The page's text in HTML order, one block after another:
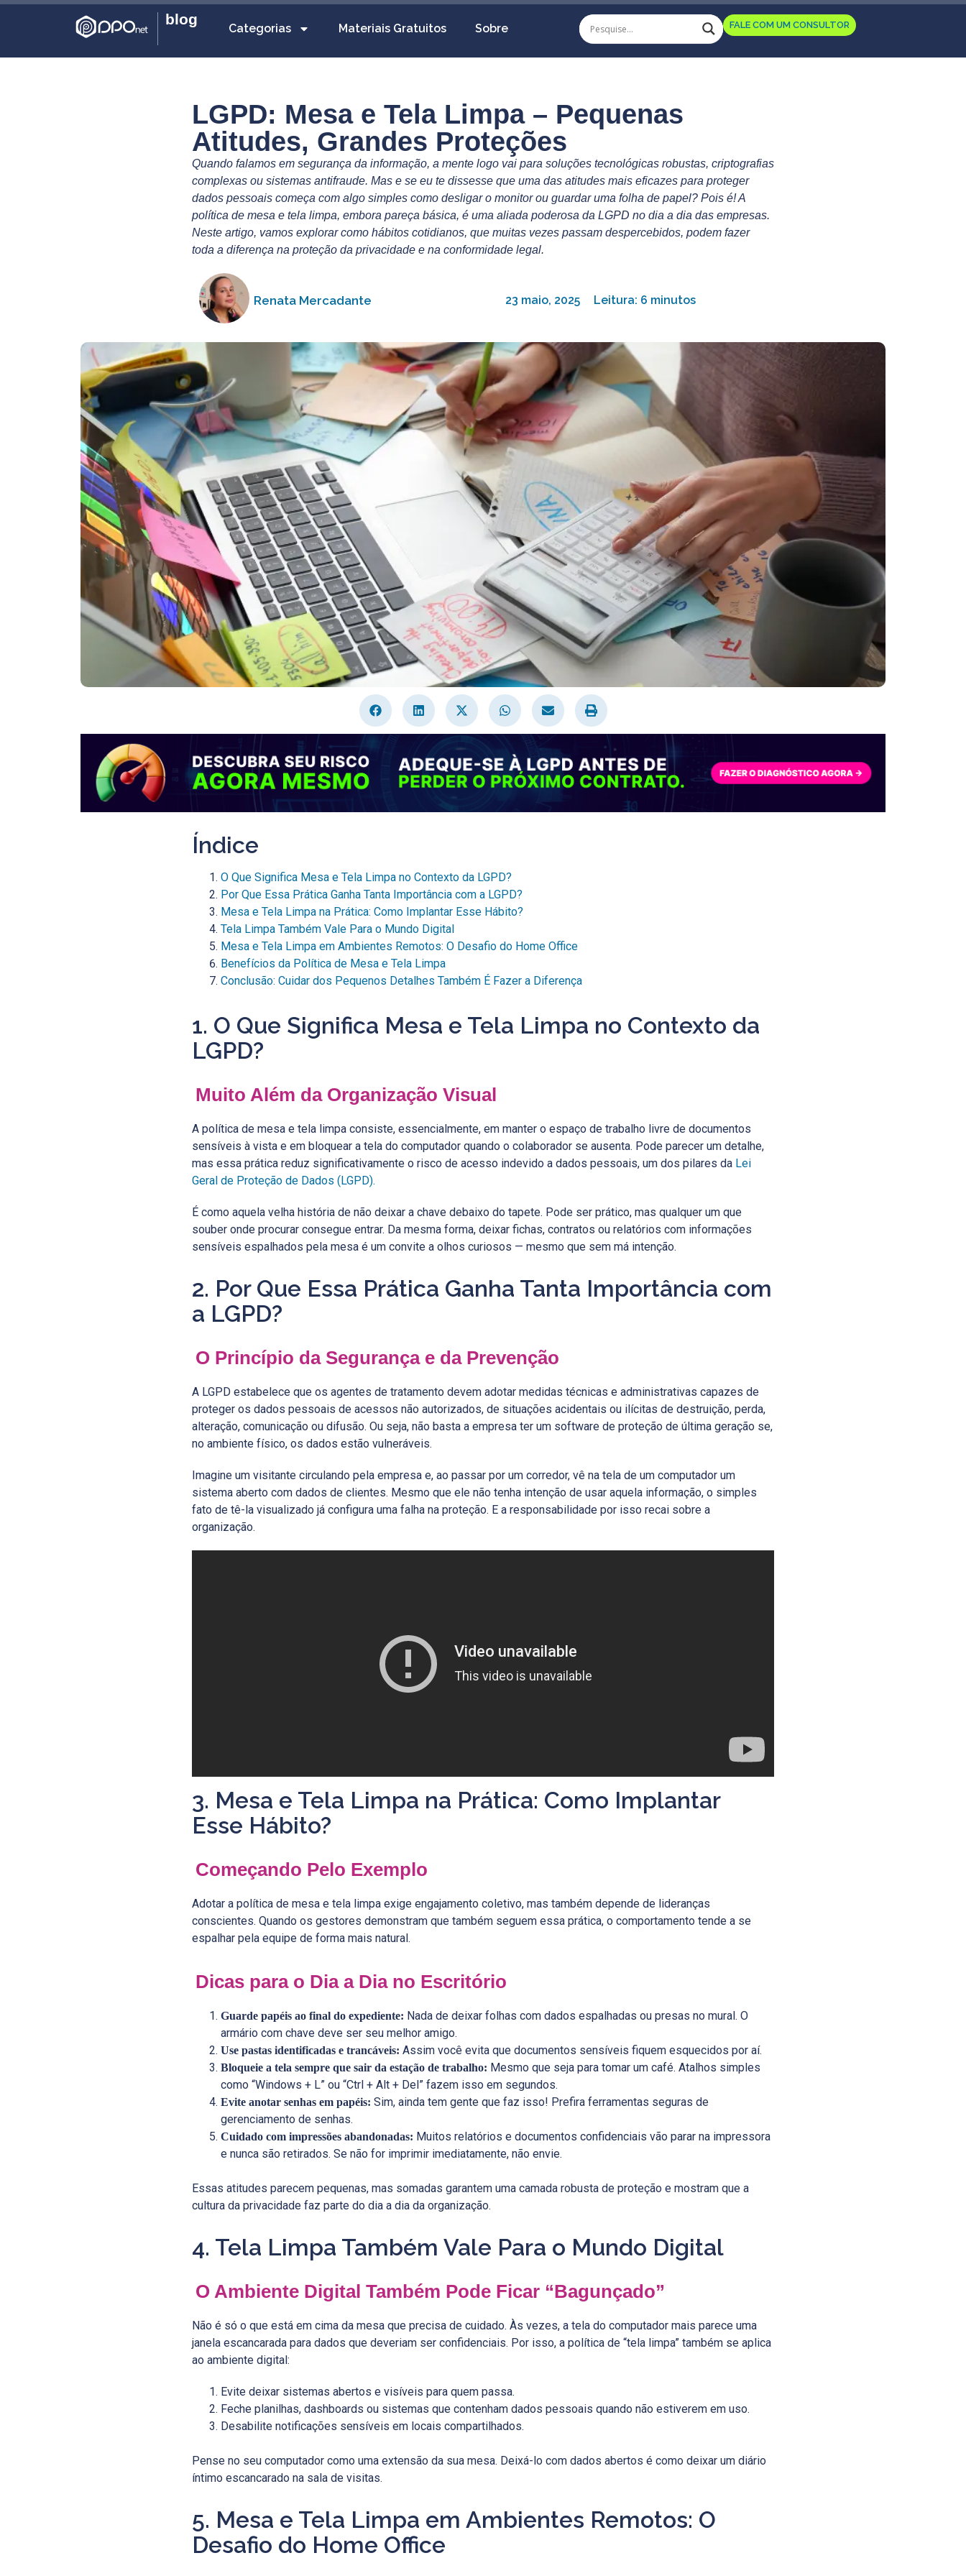
blog
Categorias Materiais Gratuitos Sobre FALE COM UM CONSULTOR
LGPD: Mesa e Tela Limpa – Pequenas
Atitudes, Grandes Proteções
Quando falamos em segurança da informação, a mente logo vai para soluções tecnológicas robustas, criptografias
complexas ou sistemas antifraude. Mas e se eu te dissesse que uma das atitudes mais eficazes para proteger
dados pessoais começa com algo simples como desligar o monitor ou guardar uma folha de papel? Pois é! A
política de mesa e tela limpa, embora pareça básica, é uma aliada poderosa da LGPD no dia a dia das empresas.
Neste artigo, vamos explorar como hábitos cotidianos, que muitas vezes passam despercebidos, podem fazer
toda a diferença na proteção da privacidade e na conformidade legal.
Renata Mercadante 23 maio, 2025 Leitura: 6 minutos
Índice
O Que Significa Mesa e Tela Limpa no Contexto da LGPD?
Por Que Essa Prática Ganha Tanta Importância com a LGPD?
Mesa e Tela Limpa na Prática: Como Implantar Esse Hábito?
Tela Limpa Também Vale Para o Mundo Digital
Mesa e Tela Limpa em Ambientes Remotos: O Desafio do Home Office
Benefícios da Política de Mesa e Tela Limpa
Conclusão: Cuidar dos Pequenos Detalhes Também É Fazer a Diferença
1. O Que Significa Mesa e Tela Limpa no Contexto da
LGPD?
Muito Além da Organização Visual
A política de mesa e tela limpa consiste, essencialmente, em manter o espaço de trabalho livre de documentos
sensíveis à vista e em bloquear a tela do computador quando o colaborador se ausenta. Pode parecer um detalhe,
mas essa prática reduz significativamente o risco de acesso indevido a dados pessoais, um dos pilares da Lei
Geral de Proteção de Dados (LGPD).
É como aquela velha história de não deixar a chave debaixo do tapete. Pode ser prático, mas qualquer um que
souber onde procurar consegue entrar. Da mesma forma, deixar fichas, contratos ou relatórios com informações
sensíveis espalhados pela mesa é um convite a olhos curiosos — mesmo que sem má intenção.
2. Por Que Essa Prática Ganha Tanta Importância com
a LGPD?
O Princípio da Segurança e da Prevenção
A LGPD estabelece que os agentes de tratamento devem adotar medidas técnicas e administrativas capazes de
proteger os dados pessoais de acessos não autorizados, de situações acidentais ou ilícitas de destruição, perda,
alteração, comunicação ou difusão. Ou seja, não basta a empresa ter um software de proteção de última geração se,
no ambiente físico, os dados estão vulneráveis.
Imagine um visitante circulando pela empresa e, ao passar por um corredor, vê na tela de um computador um
sistema aberto com dados de clientes. Mesmo que ele não tenha intenção de usar aquela informação, o simples
fato de tê-la visualizado já configura uma falha na proteção. E a responsabilidade por isso recai sobre a
organização.
3. Mesa e Tela Limpa na Prática: Como Implantar
Esse Hábito?
Começando Pelo Exemplo
Adotar a política de mesa e tela limpa exige engajamento coletivo, mas também depende de lideranças
conscientes. Quando os gestores demonstram que também seguem essa prática, o comportamento tende a se
espalhar pela equipe de forma mais natural.
Dicas para o Dia a Dia no Escritório
Guarde papéis ao final do expediente: Nada de deixar folhas com dados espalhadas ou presas no mural. O
armário com chave deve ser seu melhor amigo.
Use pastas identificadas e trancáveis: Assim você evita que documentos sensíveis fiquem esquecidos por aí.
Bloqueie a tela sempre que sair da estação de trabalho: Mesmo que seja para tomar um café. Atalhos simples
como “Windows + L” ou “Ctrl + Alt + Del” fazem isso em segundos.
Evite anotar senhas em papéis: Sim, ainda tem gente que faz isso! Prefira ferramentas seguras de
gerenciamento de senhas.
Cuidado com impressões abandonadas: Muitos relatórios e documentos confidenciais vão parar na impressora
e nunca são retirados. Se não for imprimir imediatamente, não envie.
Essas atitudes parecem pequenas, mas somadas garantem uma camada robusta de proteção e mostram que a
cultura da privacidade faz parte do dia a dia da organização.
4. Tela Limpa Também Vale Para o Mundo Digital
O Ambiente Digital Também Pode Ficar “Bagunçado”
Não é só o que está em cima da mesa que precisa de cuidado. Às vezes, a tela do computador mais parece uma
janela escancarada para dados que deveriam ser confidenciais. Por isso, a política de “tela limpa” também se aplica
ao ambiente digital:
Evite deixar sistemas abertos e visíveis para quem passa.
Feche planilhas, dashboards ou sistemas que contenham dados pessoais quando não estiverem em uso.
Desabilite notificações sensíveis em locais compartilhados.
Pense no seu computador como uma extensão da sua mesa. Deixá-lo com dados abertos é como deixar um diário
íntimo escancarado na sala de visitas.
5. Mesa e Tela Limpa em Ambientes Remotos: O
Desafio do Home Office